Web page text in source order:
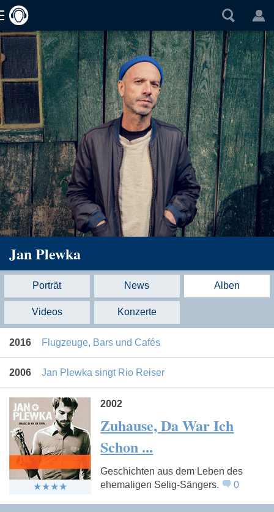
Jan Plewka
Porträt News Alben
Videos Konzerte
2016 Flugzeuge, Bars und Cafés
2006 Jan Plewka singt Rio Reiser
2002
Zuhause, Da War Ich
Schon ...
Geschichten aus dem Leben des
ehemaligen Selig-Sängers.
0